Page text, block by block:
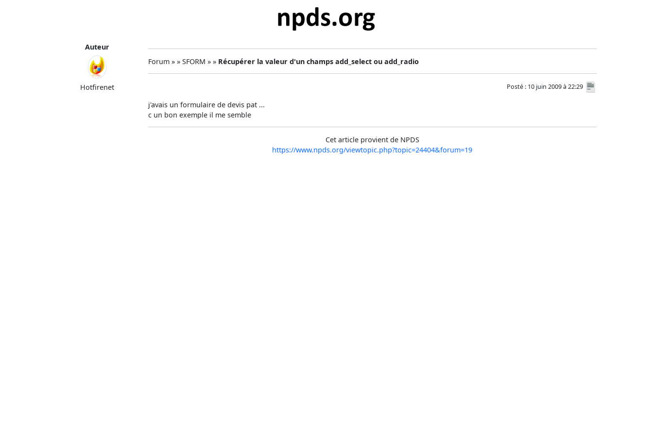
Auteur
Hotfirenet
Forum » » SFORM » » Récupérer la valeur d'un champs add_select ou add_radio
Posté : 10 juin 2009 à 22:29
j'avais un formulaire de devis pat ...
c un bon exemple il me semble
Cet article provient de NPDS
https://www.npds.org/viewtopic.php?topic=24404&forum=19